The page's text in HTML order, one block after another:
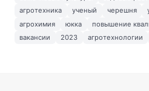
агротехника
ученый черешня
агрохимия
юкка повышение
вакансии
2023 агротехнологии